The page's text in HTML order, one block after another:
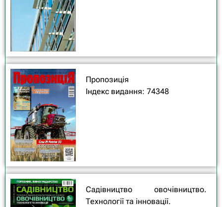
Пропозиція
Індекс видання: 74348
Садівництво овочівництво.
Технології та інновації.